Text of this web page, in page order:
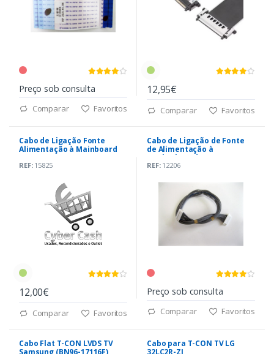
Preço sob consulta
Comparar Favoritos
12,95€
Comparar Favoritos
Cabo de Ligação Fonte
Alimentação à Mainboard
REF:15825
12,00€
Comparar Favoritos
Cabo de Ligação de Fonte
de Alimentação à
Motherboard TV LG
47LA620S-ZA
REF:12206
Preço sob consulta
Comparar Favoritos
Cabo Flat T-CON LVDS TV
Samsung (BN96-17116F)
Cabo para T-CON TV LG
32LC2R-ZJ